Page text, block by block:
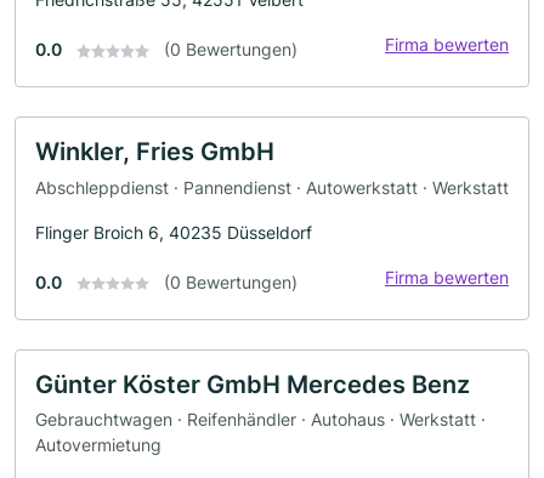
0.0 (0 Bewertungen) Firma bewerten
Winkler, Fries GmbH
Abschleppdienst · Pannendienst · Autowerkstatt · Werkstatt
Flinger Broich 6, 40235 Düsseldorf
0.0 (0 Bewertungen) Firma bewerten
Günter Köster GmbH Mercedes Benz
Gebrauchtwagen · Reifenhändler · Autohaus · Werkstatt ·
Autovermietung